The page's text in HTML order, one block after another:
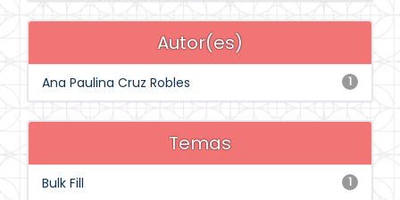
Autor(es)
1
Ana Paulina Cruz Robles
Temas
1
Bulk Fill